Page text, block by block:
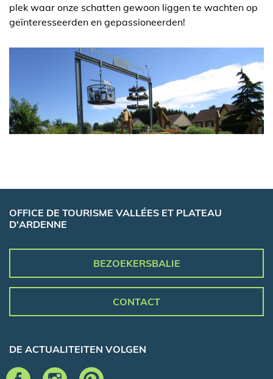
plek waar onze schatten gewoon liggen te wachten op
geïnteresseerden en gepassioneerden!
OFFICE DE TOURISME VALLÉES ET PLATEAU
D'ARDENNE
BEZOEKERSBALIE
CONTACT
DE ACTUALITEITEN VOLGEN